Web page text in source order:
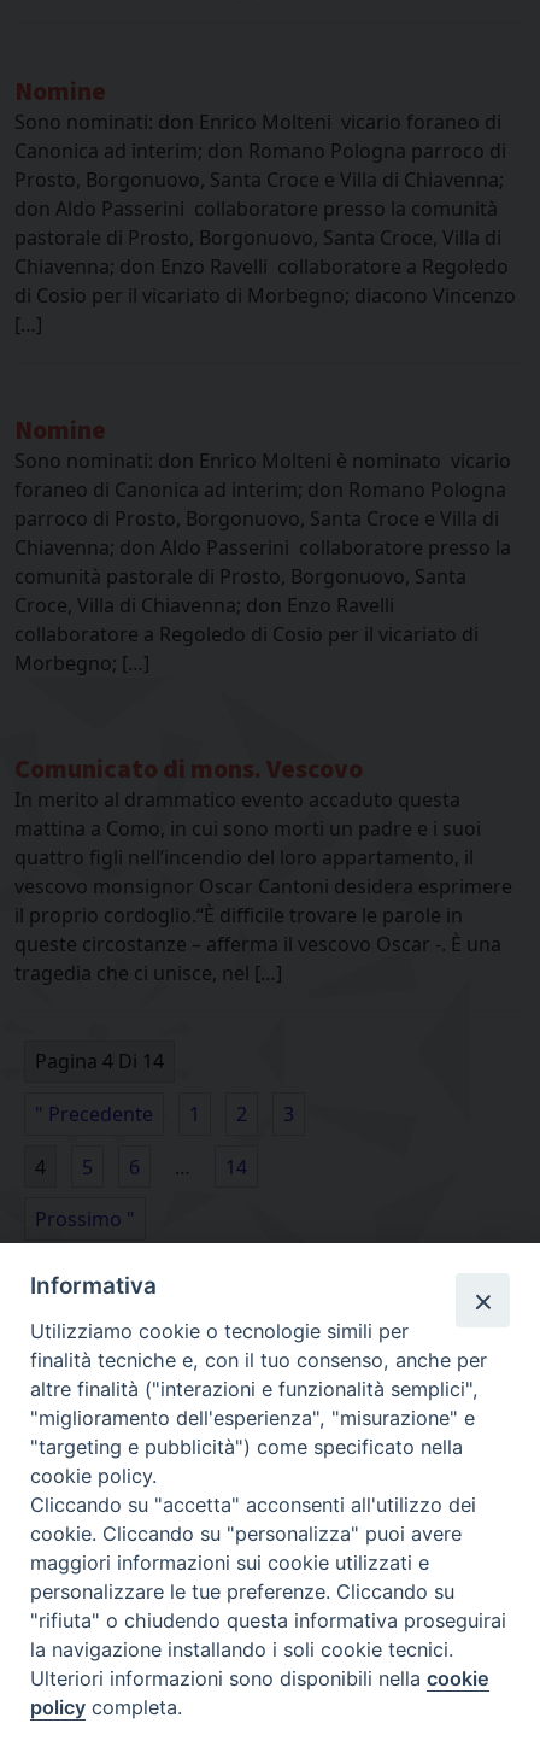
Nomine
Sono nominati: don Enrico Molteni vicario foraneo di
Canonica ad interim; don Romano Pologna parroco di
Prosto, Borgonuovo, Santa Croce e Villa di Chiavenna;
don Aldo Passerini collaboratore presso la comunità
pastorale di Prosto, Borgonuovo, Santa Croce, Villa di
Chiavenna; don Enzo Ravelli collaboratore a Regoledo
di Cosio per il vicariato di Morbegno; diacono Vincenzo
[…]
Nomine
Sono nominati: don Enrico Molteni è nominato vicario
foraneo di Canonica ad interim; don Romano Pologna
parroco di Prosto, Borgonuovo, Santa Croce e Villa di
Chiavenna; don Aldo Passerini collaboratore presso la
comunità pastorale di Prosto, Borgonuovo, Santa
Croce, Villa di Chiavenna; don Enzo Ravelli
collaboratore a Regoledo di Cosio per il vicariato di
Morbegno; […]
Comunicato di mons. Vescovo
In merito al drammatico evento accaduto questa
mattina a Como, in cui sono morti un padre e i suoi
quattro figli nell’incendio del loro appartamento, il
vescovo monsignor Oscar Cantoni desidera esprimere
il proprio cordoglio.“È difficile trovare le parole in
queste circostanze – afferma il vescovo Oscar -. È una
tragedia che ci unisce, nel […]
Pagina 4 Di 14
" Precedente
1 2
3
4
5 6 …
14
Prossimo "
Diocesi
di Como
Diocesi di Como | piazza Grimoldi, 5
Riproduzione solo con permesso.
Informativa
Utilizziamo cookie o tecnologie simili per
finalità tecniche e, con il tuo consenso, anche per
altre finalità ("interazioni e funzionalità semplici",
"miglioramento dell'esperienza", "misurazione" e
"targeting e pubblicità") come specificato nella
cookie policy.
Cliccando su "accetta" acconsenti all'utilizzo dei
cookie. Cliccando su "personalizza" puoi avere
maggiori informazioni sui cookie utilizzati e
personalizzare le tue preferenze. Cliccando su
"rifiuta" o chiudendo questa informativa proseguirai
la navigazione installando i soli cookie tecnici.
Ulteriori informazioni sono disponibili nellacookie
policy completa.